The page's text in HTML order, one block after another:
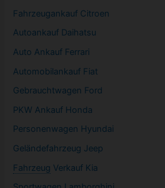
Fahrzeugankauf Citroen
Autoankauf Daihatsu
Auto Ankauf Ferrari
Automobilankauf Fiat
Gebrauchtwagen Ford
PKW Ankauf Honda
Personenwagen Hyundai
Geländefahrzeug Jeep
Fahrzeug Verkauf Kia